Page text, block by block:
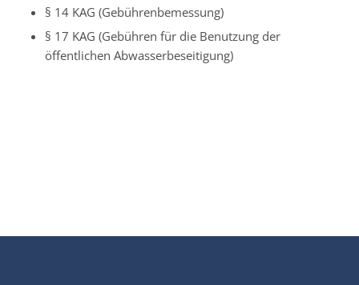
§ 14 KAG (Gebührenbemessung)
§ 17 KAG (Gebühren für die Benutzung der
öffentlichen Abwasserbeseitigung)